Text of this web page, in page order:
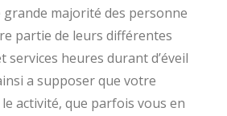
majorité des personne
partie de leurs différentes
services heures durant d’éveil
a supposer que votre
activité, que parfois vous en